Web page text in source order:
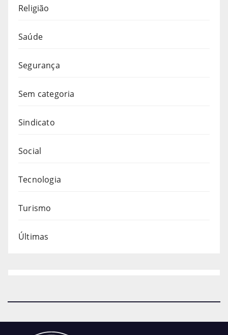
Religião
Saúde
Segurança
Sem categoria
Sindicato
Social
Tecnologia
Turismo
Últimas